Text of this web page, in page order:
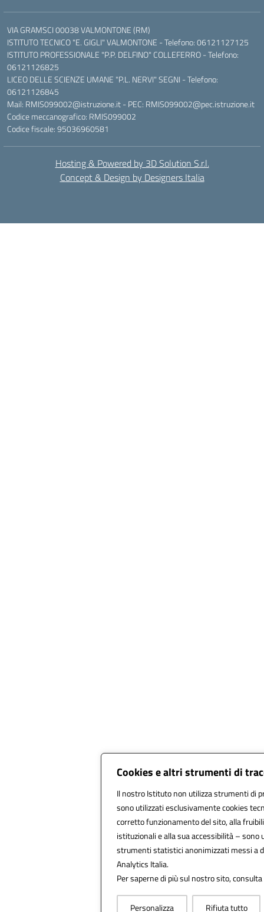
Cookies e altri strumenti di
Il nostro Istituto non utilizza strumenti di
sono utilizzati esclusivamente cookies
corretto funzionamento del sito, alla
istituzionali e alla sua accessibilità – sono
strumenti statistici anonimizzati messi a
Analytics Italia.
Per saperne di più sul nostro sito,
Personalizza Rifiuta tutto
VIA GRAMSCI 00038 VALMONTONE (RM)
ISTITUTO TECNICO "E. GIGLI" VALMONTONE - Telefono: 06121127125
ISTITUTO PROFESSIONALE "P.P. DELFINO" COLLEFERRO - Telefono:
06121126825
LICEO DELLE SCIENZE UMANE "P.L. NERVI" SEGNI - Telefono:
06121126845
Mail: RMIS099002@istruzione.it - PEC: RMIS099002@pec.istruzione.it
Codice meccanografico: RMIS099002
Codice fiscale: 95036960581
Hosting & Powered by 3D Solution S.r.l.
Concept & Design by Designers Italia